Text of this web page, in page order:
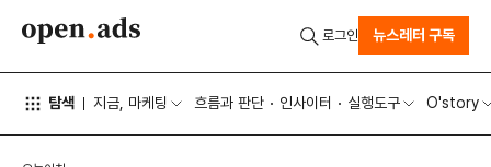
탐색 지금, 마케팅 흐름과 판단 인사이터 실행도구 O'story
로그인 뉴스레터 구독